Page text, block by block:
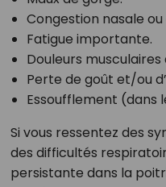
Congestion nasale
Fatigue importante.
Douleurs
Perte de goût et/ou
Essoufflement (dans
Si vous ressentez des
des difficultés
persistante dans la